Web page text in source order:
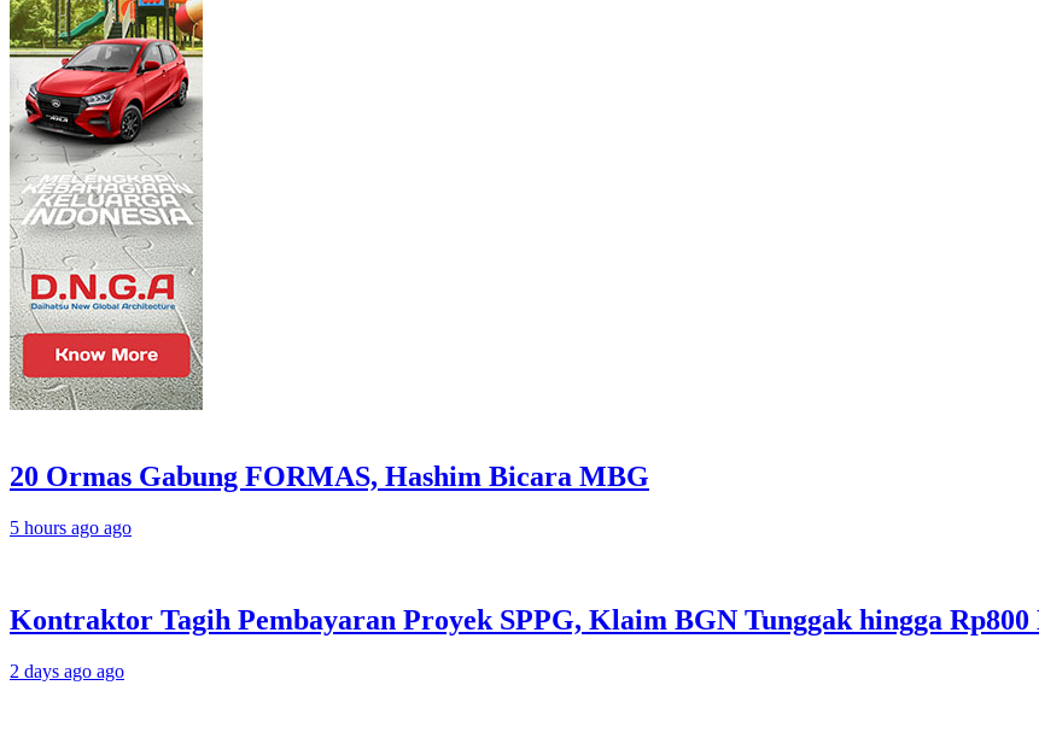
20 Ormas Gabung FORMAS, Hashim Bicara MBG
5 hours ago ago
Kontraktor Tagih Pembayaran Proyek SPPG, Klaim BGN Tunggak hingga
2 days ago ago